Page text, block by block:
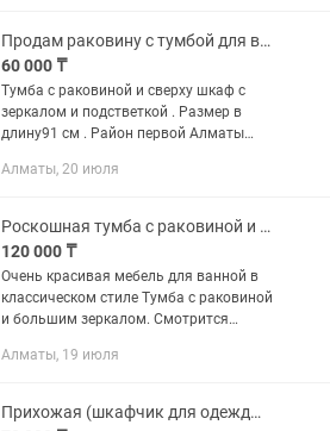
Продам раковину с тумбой для ванной комнаты и сверху идёт шкафчик
60 000 ₸
Тумба с раковиной и сверху шкаф с
зеркалом и подстветкой . Размер в
длину91 см . Район первой Алматы
Алматы, 20 июля
Роскошная тумба с раковиной и зеркалом!!!
120 000 ₸
Очень красивая мебель для ванной в
классическом стиле Тумба с раковиной
и большим зеркалом. Смотрится
декор. Качественная, крепкая,
Алматы, 19 июля
Прихожая (шкафчик для одежды и комод для обуви)